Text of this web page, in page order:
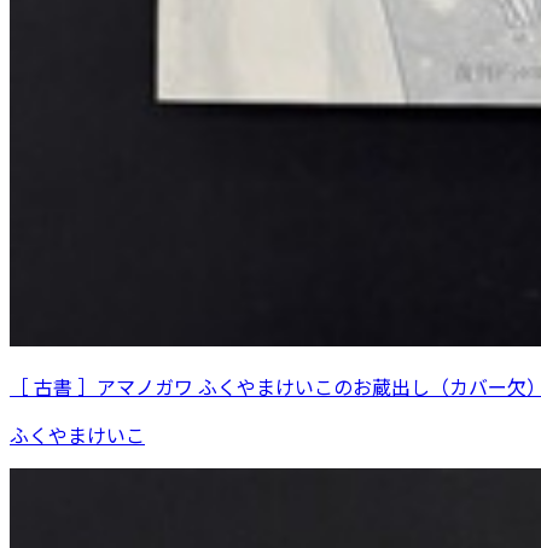
［ 古書 ］アマノガワ ふくやまけいこのお蔵出し（カバー欠
ふくやまけいこ